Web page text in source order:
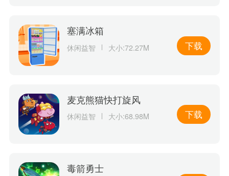
塞满冰箱
休闲益智 大小:72.27M 下载
麦克熊猫快打旋风
休闲益智 大小:68.98M 下载
毒箭勇士